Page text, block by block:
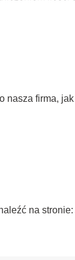
firma, jak
na stronie: